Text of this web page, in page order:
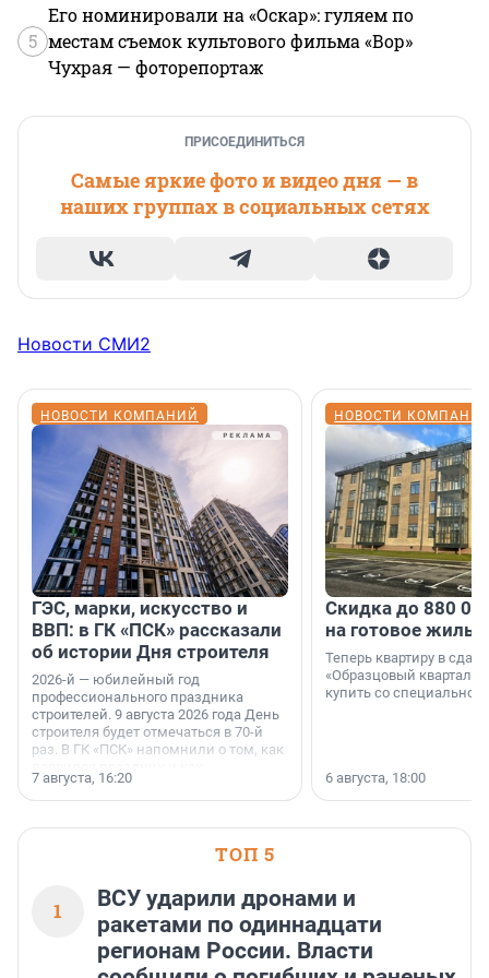
5
Его номинировали на «Оскар»: гуляем по
местам съемок культового фильма «Вор»
Чухрая — фоторепортаж
ПРИСОЕДИНИТЬСЯ
Самые яркие фото и видео дня — в
наших группах в социальных сетях
Новости СМИ2
НОВОСТИ КОМПАНИЙ
ГЭС, марки, искусство и
ВВП: в ГК «ПСК» рассказали
об истории Дня строителя
2026-й — юбилейный год
профессионального праздника
строителей. 9 августа 2026 года День
строителя будет отмечаться в 70-й
раз. В ГК «ПСК» напомнили о том, как
поменялась роль строительства.
7 августа, 16:20
НОВОСТИ
Скидка до 880
на готовое
Теперь квартиру в
«Образцовый квартал
купить со специальной
6 августа, 18:00
ТОП 5
1
ВСУ ударили дронами и
ракетами по одиннадцати
регионам России. Власти